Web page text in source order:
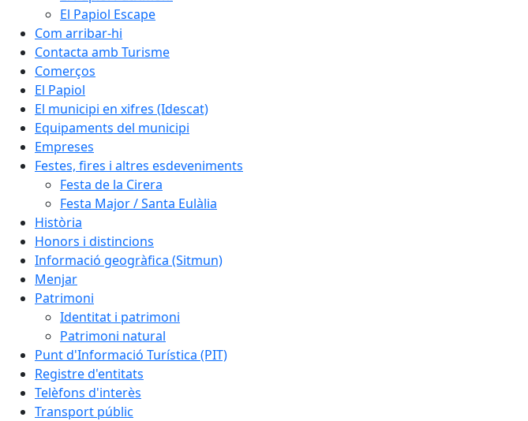
El Papiol Escape
Com arribar-hi
Contacta amb Turisme
Comerços
El Papiol
El municipi en xifres (Idescat)
Equipaments del municipi
Empreses
Festes, fires i altres esdeveniments
Festa de la Cirera
Festa Major / Santa Eulàlia
Història
Honors i distincions
Informació geogràfica (Sitmun)
Menjar
Patrimoni
Identitat i patrimoni
Patrimoni natural
Punt d'Informació Turística (PIT)
Registre d'entitats
Telèfons d'interès
Transport públic